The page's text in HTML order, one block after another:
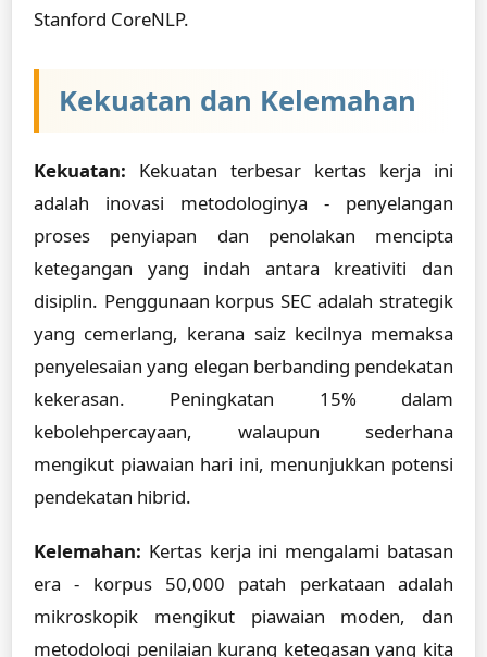
Stanford CoreNLP.
Kekuatan dan Kelemahan
Kekuatan: Kekuatan terbesar kertas kerja ini
adalah inovasi metodologinya - penyelangan
proses penyiapan dan penolakan mencipta
ketegangan yang indah antara kreativiti dan
disiplin. Penggunaan korpus SEC adalah strategik
yang cemerlang, kerana saiz kecilnya memaksa
penyelesaian yang elegan berbanding pendekatan
kekerasan. Peningkatan 15% dalam
kebolehpercayaan, walaupun sederhana
mengikut piawaian hari ini, menunjukkan potensi
pendekatan hibrid.
Kelemahan: Kertas kerja ini mengalami batasan
era - korpus 50,000 patah perkataan adalah
mikroskopik mengikut piawaian moden, dan
metodologi penilaian kurang ketegasan yang kita